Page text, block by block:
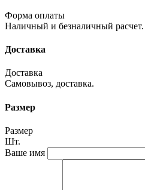
Форма оплаты
Наличный и безналичный расчет.
Доставка
Доставка
Самовывоз, доставка.
Размер
Размер
Шт.
Ваше имя